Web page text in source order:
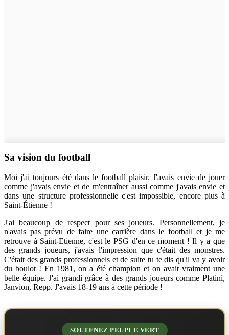
Sa vision du football
Moi j'ai toujours été dans le football plaisir. J'avais envie de jouer
comme j'avais envie et de m'entraîner aussi comme j'avais envie et
dans une structure professionnelle c'est impossible, encore plus à
Saint-Étienne !
J'ai beaucoup de respect pour ses joueurs. Personnellement, je
n'avais pas prévu de faire une carrière dans le football et je me
retrouve à Saint-Etienne, c'est le PSG d'en ce moment ! Il y a que
des grands joueurs, j'avais l'impression que c'était des monstres.
C'était des grands professionnels et de suite tu te dis qu'il va y avoir
du boulot ! En 1981, on a été champion et on avait vraiment une
belle équipe. J'ai grandi grâce à des grands joueurs comme Platini,
Janvion, Repp. J'avais 18-19 ans à cette période !
SOUTENEZ PEUPLE VERT